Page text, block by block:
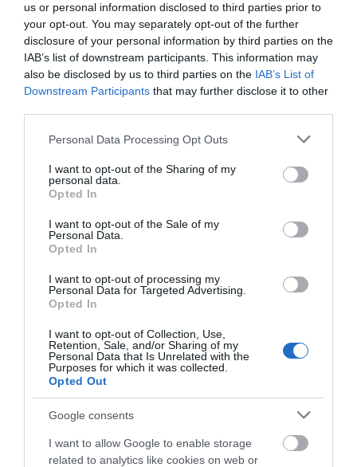
us or personal information disclosed to third parties prior to
your opt-out. You may separately opt-out of the further
disclosure of your personal information by third parties on the
IAB’s list of downstream participants. This information may
also be disclosed by us to third parties on the IAB’s List of
Downstream Participants that may further disclose it to other
Please note that this website/app uses one or more Google
not limited to your visit or usage behaviour. You may click to
grant or deny consent to Google and its third-party tags to
use your data for below specified purposes in below Google
consent section.
Personal Data Processing Opt Outs
I want to opt-out of the Sharing of my
personal data.
Opted In
I want to opt-out of the Sale of my
Personal Data.
Opted In
I want to opt-out of processing my
Personal Data for Targeted Advertising.
Opted In
I want to opt-out of Collection, Use,
Retention, Sale, and/or Sharing of my
Personal Data that Is Unrelated with the
Purposes for which it was collected.
Opted Out
Google consents
I want to allow Google to enable storage
related to analytics like cookies on web or
ARTÍCULOS RELACIONADOS
LAVIANA ACOGERÁ EL CAMPEONATO DE ESPAÑA
DE ENDURO 2027
Ya es oficial. La Comisión Delegada de la Real Federación
Leer Más